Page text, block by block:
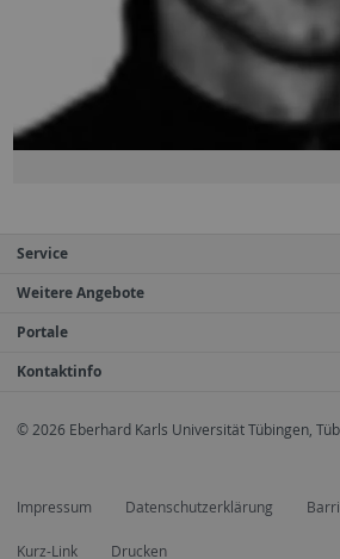
Service
Weitere Angebote
Portale
Kontaktinfo
© 2026 Eberhard Karls Universität Tübingen,
Impressum Datenschutzerklärung
Kurz-Link Drucken